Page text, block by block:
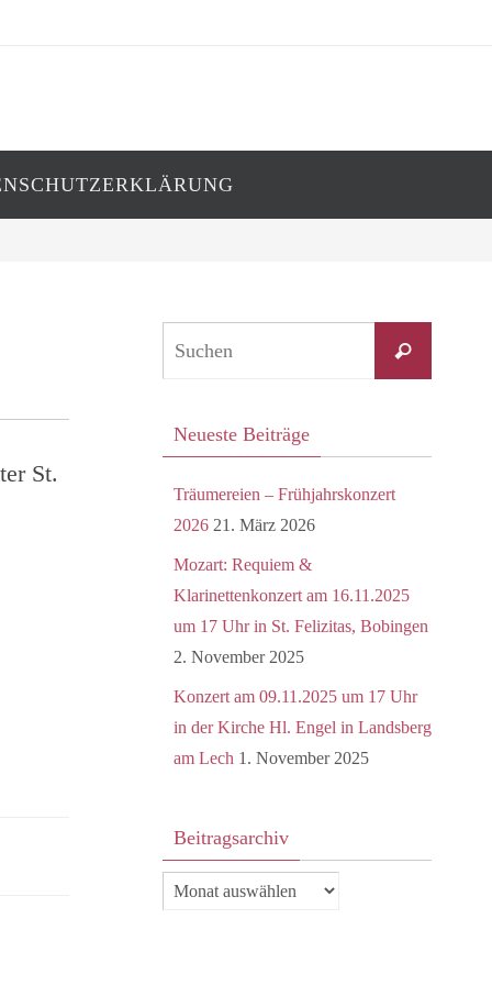
St.
Suchen
Neueste Beiträge
Träumereien – Frühjahrskonzert
2026 21. März 2026
Mozart: Requiem &
Klarinettenkonzert am 16.11.2025
um 17 Uhr in St. Felizitas, Bobingen
2. November 2025
Konzert am 09.11.2025 um 17 Uhr
in der Kirche Hl. Engel in Landsberg
am Lech 1. November 2025
Beitragsarchiv
Beitragsarchiv